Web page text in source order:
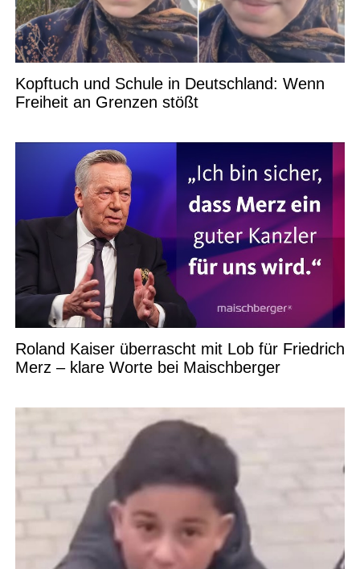
Kopftuch und Schule in Deutschland: Wenn
Freiheit an Grenzen stößt
Roland Kaiser überrascht mit Lob für Friedrich
Merz – klare Worte bei Maischberger